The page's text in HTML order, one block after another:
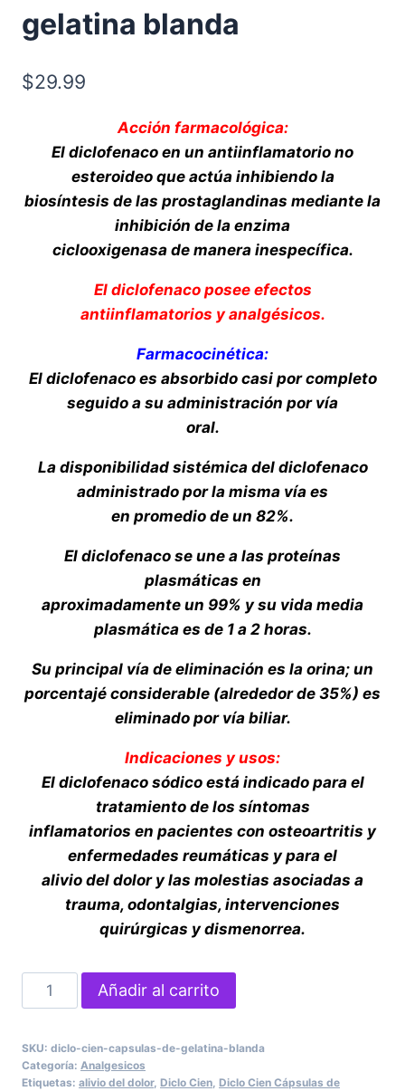
gelatina blanda
$29.99
Acción farmacológica:
El diclofenaco en un antiinflamatorio no
esteroideo que actúa inhibiendo la
biosíntesis de las prostaglandinas mediante la
inhibición de la enzima
ciclooxigenasa de manera inespecífica.
El diclofenaco posee efectos
antiinflamatorios y analgésicos.
Farmacocinética:
El diclofenaco es absorbido casi por completo
seguido a su administración por vía
oral.
La disponibilidad sistémica del diclofenaco
administrado por la misma vía es
en promedio de un 82%.
El diclofenaco se une a las proteínas
plasmáticas en
aproximadamente un 99% y su vida media
plasmática es de 1 a 2 horas.
Su principal vía de eliminación es la orina; un
porcentajé considerable (alrededor de 35%) es
eliminado por vía biliar.
Indicaciones y usos:
El diclofenaco sódico está indicado para el
tratamiento de los síntomas
inflamatorios en pacientes con osteoartritis y
enfermedades reumáticas y para el
alivio del dolor y las molestias asociadas a
trauma, odontalgias, intervenciones
quirúrgicas y dismenorrea.
Diclo
Cien
de
gelatina
Añadir al carrito
SKU: diclo-cien-capsulas-de-gelatina-blanda
Categoría: Analgesicos
Etiquetas: alivio del dolor, Diclo Cien Diclo Cien Cápsulas de